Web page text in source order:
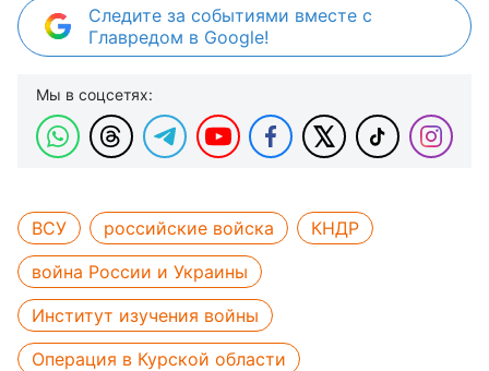
Следите за событиями вместе с
Главредом в Google!
Мы в соцсетях:
ВСУ российские войска
КНДР
война России и Украины
Институт изучения войны
Операция в Курской области